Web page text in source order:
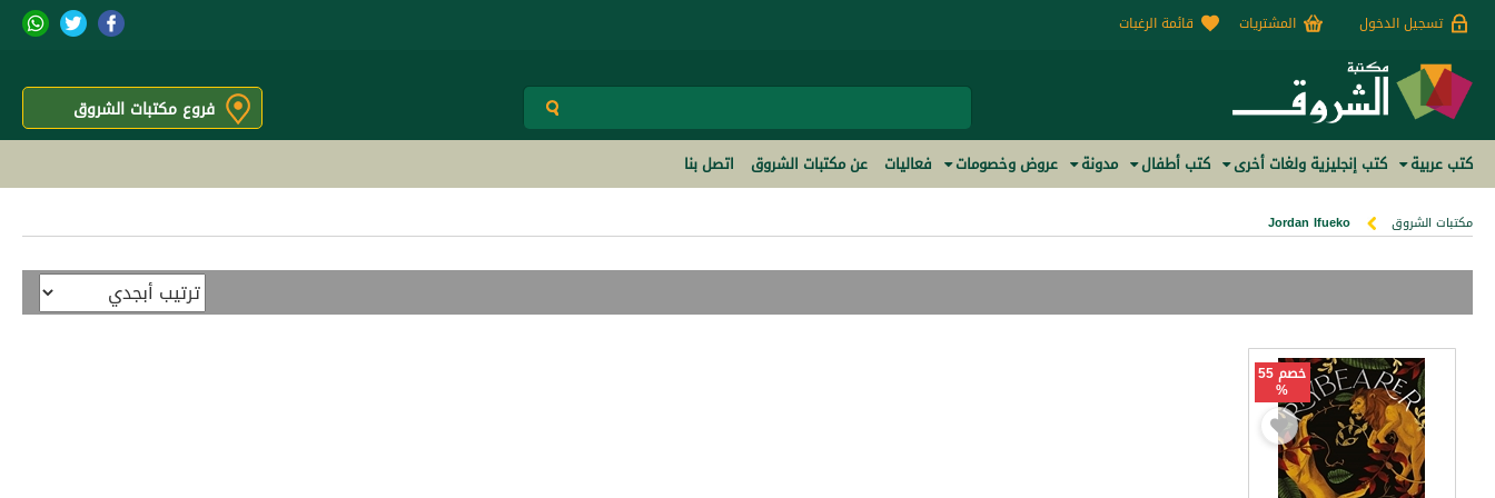
تسجيل الدخول المشتريات قائمة الرغبات
فروع مكتبات الشروق
كتب عربية كتب إنجليزية ولغات أخرى كتب أطفال مدونة عروض وخصومات فعاليات عن مكتبات الشروق اتصل بنا
مكتبات الشروق Jordan Ifueko
خصم 55
%